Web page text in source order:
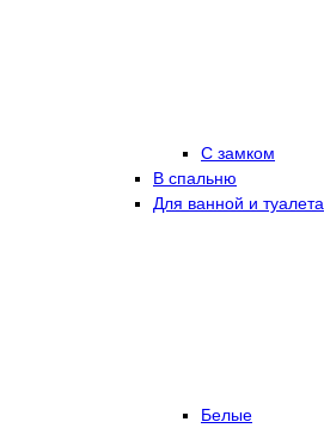
С замком
В спальню
Для ванной и туалета
Белые